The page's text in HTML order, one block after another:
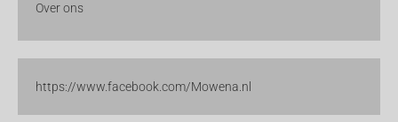
Over ons
https://www.facebook.com/Mowena.nl